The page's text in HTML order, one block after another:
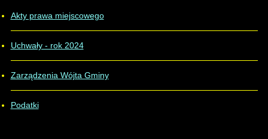
Akty prawa miejscowego
Uchwały - rok 2024
Zarządzenia Wójta Gminy
Podatki